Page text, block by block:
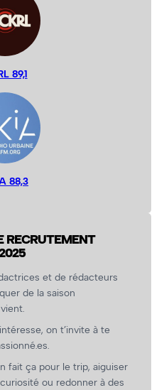
89,1
88,3
RECRUTEMENT
et de rédacteurs
de la saison
on t’invite à te
fait ça pour le trip, aiguiser
ou redonner à des